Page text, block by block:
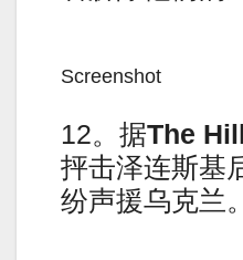
Screenshot
12。据The
抨击泽连斯基
纷声援乌克兰。